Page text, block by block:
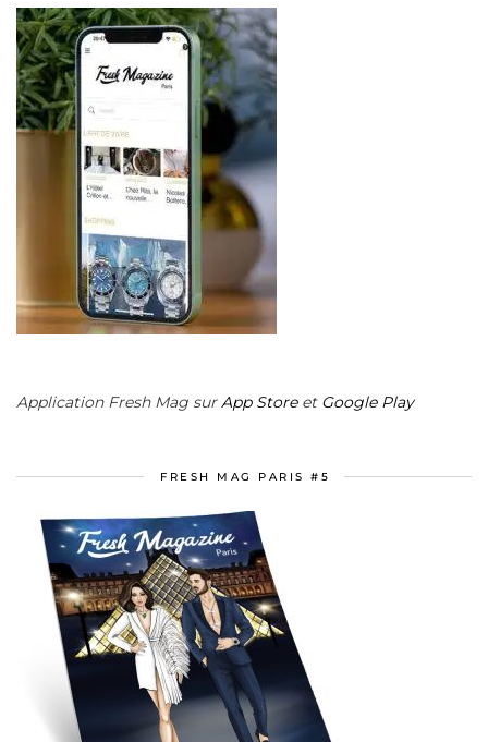
Application Fresh Mag sur App Storeet Google Play
FRESH MAG PARIS #5